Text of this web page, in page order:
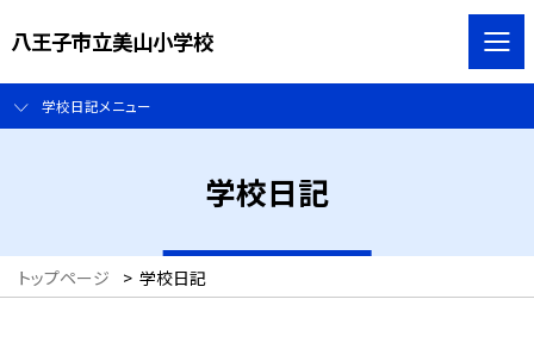
八王子市立美山小学校
学校日記メニュー
学校日記
トップページ > 学校日記